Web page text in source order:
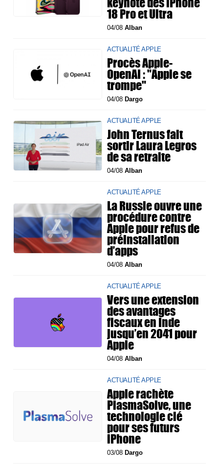
18 Pro et Ultra
04/08Alban
ACTUALITÉ APPLE
Procès Apple-
OpenAI : "Apple se
trompe"
04/08 Dargo
ACTUALITÉ APPLE
John Ternus fait
sortir Laura Legros
de sa retraite
04/08Alban
ACTUALITÉ APPLE
La Russie ouvre une
procédure contre
Apple pour refus de
préinstallation
d’apps
04/08Alban
ACTUALITÉ APPLE
Vers une extension
des avantages
fiscaux en Inde
jusqu’en 2041 pour
Apple
04/08Alban
ACTUALITÉ APPLE
Apple rachète
PlasmaSolve, une
technologie clé
pour ses futurs
iPhone
03/08 Dargo